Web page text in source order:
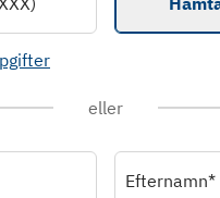
eller
Efternamn*